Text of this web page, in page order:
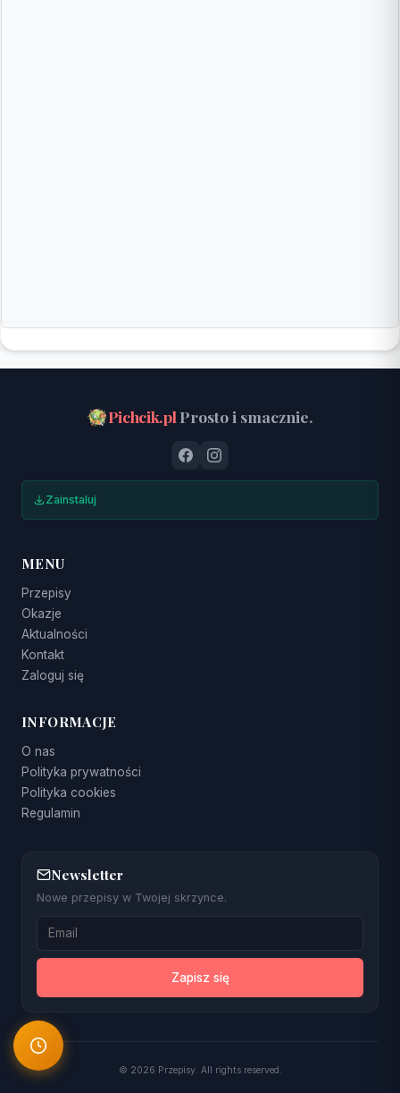
Pichcik.pl Prosto i smacznie.
Zainstaluj
MENU
Przepisy
Okazje
Aktualności
Kontakt
Zaloguj się
INFORMACJE
O nas
Polityka prywatności
Polityka cookies
Regulamin
Newsletter
Nowe przepisy w Twojej skrzynce.
Zapisz się
© 2026 Przepisy. All rights reserved.